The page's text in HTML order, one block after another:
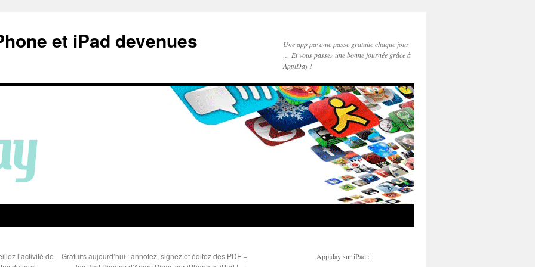
et iPad devenues
Une app payante passe gratuite chaque jour
… Et vous passez une bonne journée grâce à
AppiDay !
l’activité de
Gratuits aujourd’hui : annotez, signez et éditez des PDF +
Appiday sur iPad :